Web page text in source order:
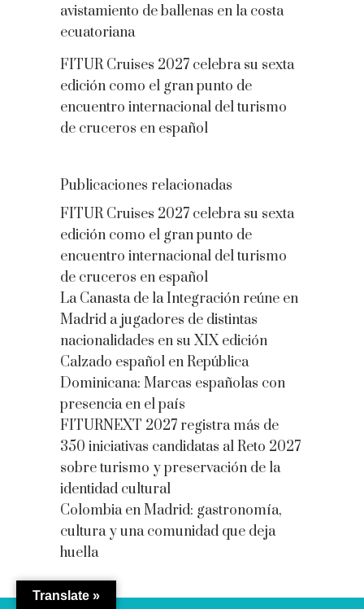
avistamiento de ballenas en la costa
ecuatoriana
FITUR Cruises 2027 celebra su sexta
edición como el gran punto de
encuentro internacional del turismo
de cruceros en español
Publicaciones relacionadas
FITUR Cruises 2027 celebra su sexta
edición como el gran punto de
encuentro internacional del turismo
de cruceros en español
La Canasta de la Integración reúne en
Madrid a jugadores de distintas
nacionalidades en su XIX edición
Calzado español en República
Dominicana: Marcas españolas con
presencia en el país
FITURNEXT 2027 registra más de
350 iniciativas candidatas al Reto 2027
sobre turismo y preservación de la
identidad cultural
Colombia en Madrid: gastronomía,
cultura y una comunidad que deja
huella
Translate »